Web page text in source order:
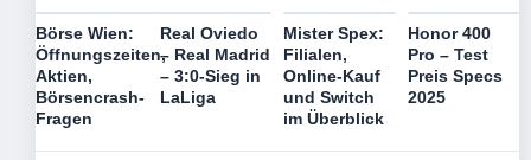
Börse Wien:
Öffnungszeiten,
Aktien,
Börsencrash-
Fragen
Real Oviedo
– Real Madrid
– 3:0-Sieg in
LaLiga
Mister Spex:
Filialen,
Online-Kauf
und Switch
im Überblick
Honor 400
Pro – Test
Preis Specs
2025